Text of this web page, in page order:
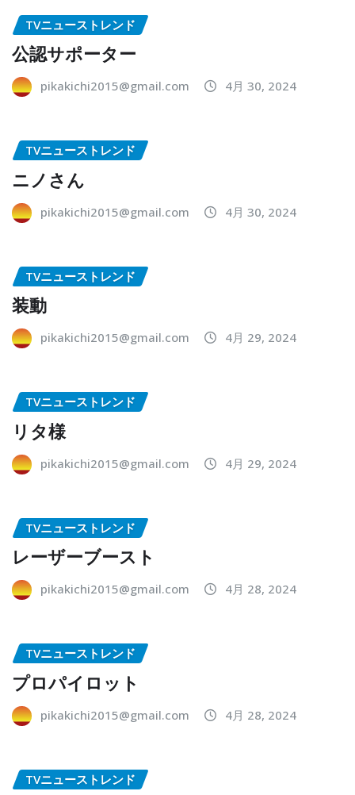
TVニューストレンド
公認サポーター
pikakichi2015@gmail.com 4月 30, 2024
TVニューストレンド
ニノさん
pikakichi2015@gmail.com 4月 30, 2024
TVニューストレンド
装動
pikakichi2015@gmail.com 4月 29, 2024
TVニューストレンド
リタ様
pikakichi2015@gmail.com 4月 29, 2024
TVニューストレンド
レーザーブースト
pikakichi2015@gmail.com 4月 28, 2024
TVニューストレンド
プロパイロット
pikakichi2015@gmail.com 4月 28, 2024
TVニューストレンド